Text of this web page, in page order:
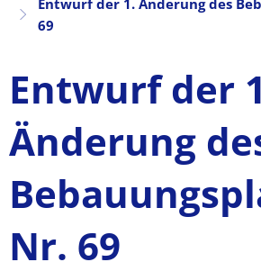
Entwurf der 1. Änderung des
69
Entwurf der
Änderung
Nr. 69